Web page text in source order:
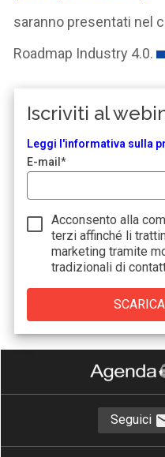
saranno presentati nel
Roadmap Industry 4.0.
Iscriviti al
Leggi l'informativa sull a
E-mail*
Acconsento alla
terzi affinché li
marketing tramite
tradizionali di
Seguici